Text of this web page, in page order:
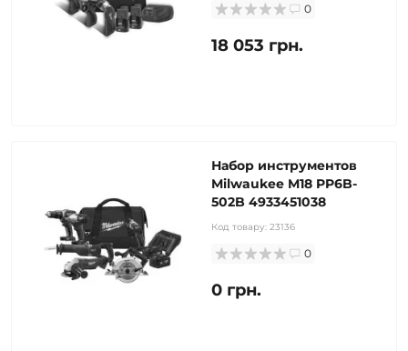
0
18 053 грн.
Набор инструментов
Milwaukee M18 PP6B-
502B 4933451038
Код товару: 23136
0
0 грн.